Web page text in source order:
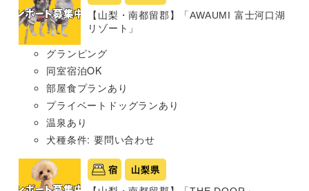
【山梨・南都留郡】「AWAUMI 富士河口湖
リゾート」
グランピング
同室宿泊OK
部屋食プランあり
プライベートドッグランあり
温泉あり
犬種条件: 要問い合わせ
宿 山梨県